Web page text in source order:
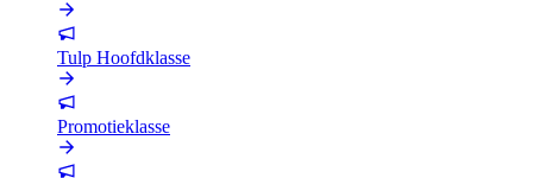
Tulp Hoofdklasse
Promotieklasse